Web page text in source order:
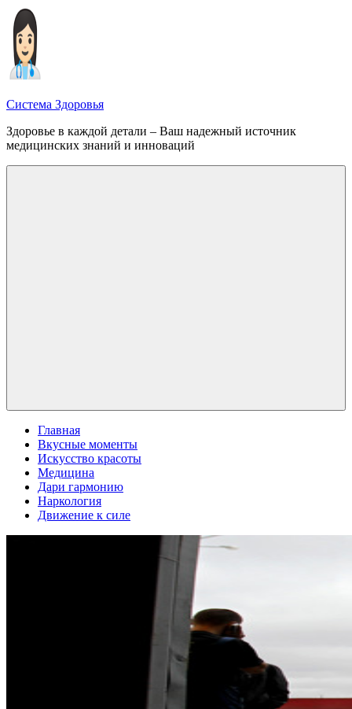
Перейти
содержимому
Система Здоровья
Здоровье в каждой детали – Ваш надежный источник
медицинских знаний и инноваций
Главная
Вкусные моменты
Искусство красоты
Медицина
Дари гармонию
Наркология
Движение к силе